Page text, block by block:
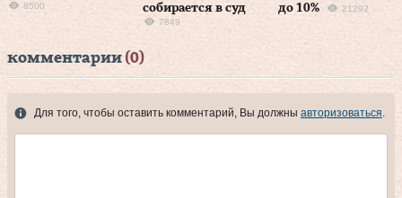
8500
собирается в суд
7849
до 10%
21292
комментарии (0)
Для того, чтобы оставить комментарий, Вы должны авторизоваться.